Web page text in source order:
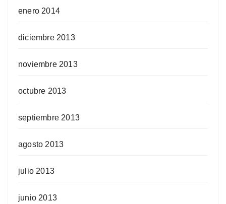
enero 2014
diciembre 2013
noviembre 2013
octubre 2013
septiembre 2013
agosto 2013
julio 2013
junio 2013